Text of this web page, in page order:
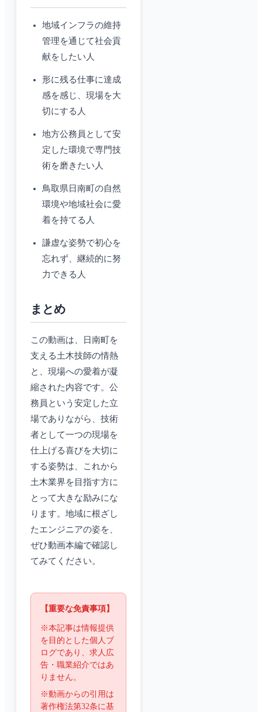
地域インフラの維持
管理を通じて社会貢
献をしたい人
形に残る仕事に達成
感を感じ、現場を大
切にする人
地方公務員として安
定した環境で専門技
術を磨きたい人
鳥取県日南町の自然
環境や地域社会に愛
着を持てる人
謙虚な姿勢で初心を
忘れず、継続的に努
力できる人
まとめ
この動画は、日南町を
支える土木技師の情熱
と、現場への愛着が凝
縮された内容です。公
務員という安定した立
場でありながら、技術
者として一つの現場を
仕上げる喜びを大切に
する姿勢は、これから
土木業界を目指す方に
とって大きな励みにな
ります。地域に根ざし
たエンジニアの姿を、
ぜひ動画本編で確認し
てみてください。
【重要な免責事項】
※本記事は情報提供
を目的とした個人ブ
ログであり、求人広
告・職業紹介ではあ
りません。
※動画からの引用は
著作権法第32条に基